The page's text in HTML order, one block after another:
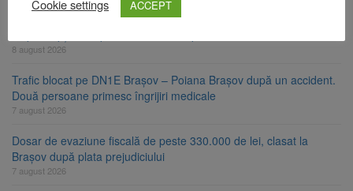
Asociația Română pentru Iluminat cere reducerea luminii pe
8 august 2026
Trafic blocat pe DN1E Brașov – Poiana Brașov după un accident.
Două persoane primesc îngrijiri medicale
7 august 2026
Dosar de evaziune fiscală de peste 330.000 de lei, clasat la
Brașov după plata prejudiciului
7 august 2026
Cookie settings
ACCEPT